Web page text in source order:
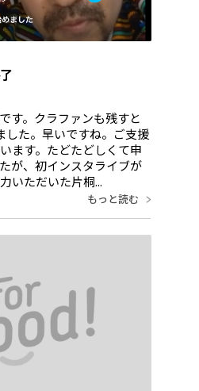
す。クラファンも残すと
した。早いですね。ご支援
ます。たどたどしくて申
が、初インスタライブが
いただいた片桐...
もっと読む